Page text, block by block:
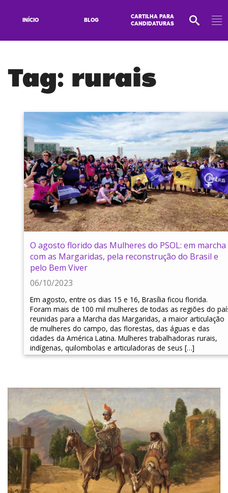
INÍCIO BLOG
CARTILHA PARA
CANDIDATURAS
Tag: rurais
O agosto florido das Mulheres do PSOL: em marcha
com as Margaridas, pela reconstrução do Brasil e
pelo Bem Viver
06/10/2023
Em agosto, entre os dias 15 e 16, Brasília ficou florida.
Foram mais de 100 mil mulheres de todas as regiões do
reunidas para a Marcha das Margaridas, a maior articulação
de mulheres do campo, das florestas, das águas e das
cidades da América Latina. Mulheres trabalhadoras rurais,
indígenas, quilombolas e articuladoras de seus […]